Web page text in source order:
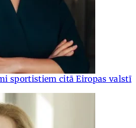
sportistiem citā Eiropas valstī